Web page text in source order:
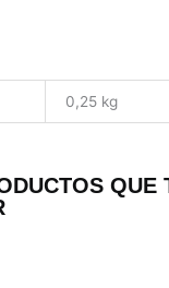
0,25 kg
QUE